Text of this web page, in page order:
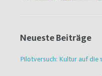
Neueste Beiträge
Pilotversuch: Kultur auf die 1